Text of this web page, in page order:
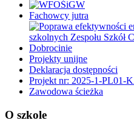
Fachowcy jutra
Projekty unijne
Deklaracja dostępności
Projekt nr: 2025-1-PL01-
Zawodowa ścieżka
O szkole